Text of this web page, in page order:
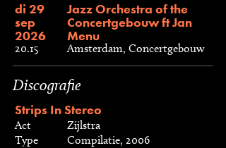
di 29
sep
2026
20.15
Jazz Orchestra of the
Concertgebouw ft Jan
Menu
Amsterdam, Concertgebouw
Discografie
Strips In Stereo
Act
Zijlstra
Type
Compilatie, 2006